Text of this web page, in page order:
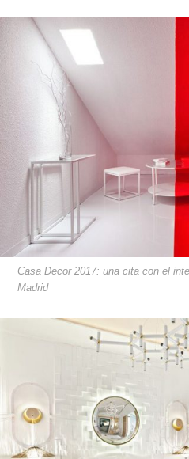
Casa Decor 2017: una cita con el
Madrid